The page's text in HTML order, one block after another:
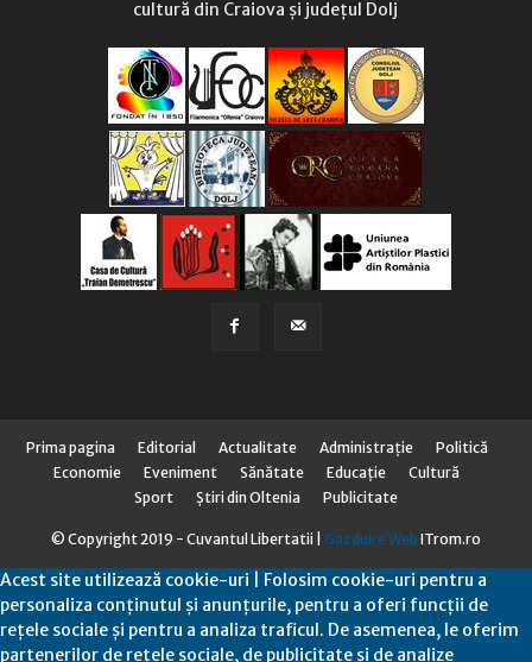
cultură din Craiova și județul Dolj
Prima pagina Editorial Actualitate Administraţie
Politică
Economie
Eveniment Sănătate Educaţie
Cultură
Sport
Știri din Oltenia Publicitate
© Copyright 2019 - Cuvantul Libertatii | Gazduire Web ITrom.ro
Acest site utilizează cookie-uri | Folosim cookie-uri pentru a
personaliza conținutul și anunțurile, pentru a oferi funcții de
rețele sociale și pentru a analiza traficul. De asemenea, le oferim
partenerilor de rețele sociale, de publicitate și de analize